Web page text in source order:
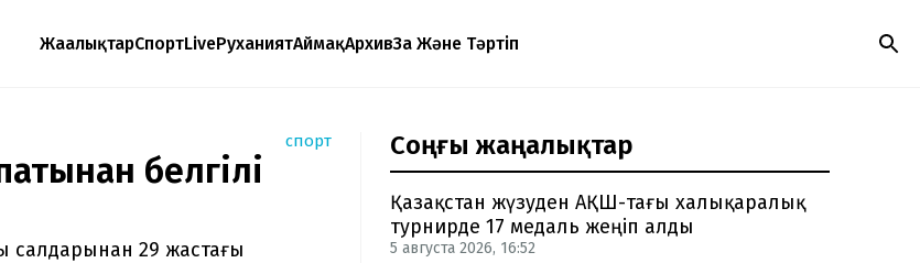
ЖаңалықтарСпортLiveРуханиятАймақАрхивЗаң Және Тәртіп
спорт
белгілі
салдарынан 29 жастағы
Соңғы жаңалықтар
Қазақстан жүзуден АҚШ-тағы халықаралық
турнирде 17 медаль жеңіп алды
5 августа 2026, 16:52